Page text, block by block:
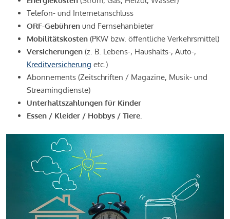
Telefon- und Internetanschluss
ORF-Gebühren und Fernsehanbieter
Mobilitätskosten (PKW bzw. öffentliche Verkehrsmittel)
Versicherungen (z. B. Lebens-, Haushalts-, Auto-,
Kreditversicherung etc.)
Abonnements (Zeitschriften / Magazine, Musik- und
Streamingdienste)
Unterhaltszahlungen für Kinder
Essen / Kleider / Hobbys / Tiere.